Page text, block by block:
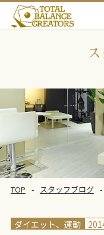
TOP スタッフブログ
ダイエット、運動